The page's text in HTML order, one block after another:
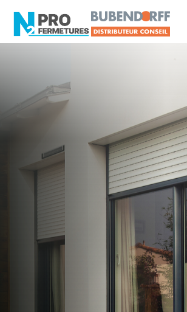
Distributeur
BUBENDORFF
Saint-Berthevin
Artisan, Menuisier, TPE ou PME
Berthevin ?
N2PRO Fermetures est votre
Conseil BUBENDORFF officiel
apporter : Tarifs directs usines
d'achat - Assistance technique